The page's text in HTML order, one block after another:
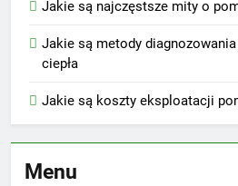
Jakie są najczęstsze mity o
Jakie są metody
ciepła
Jakie są koszty eksploatacji
Menu